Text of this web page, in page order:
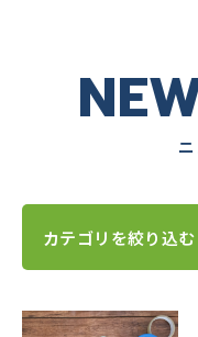
カテゴリを絞り込む